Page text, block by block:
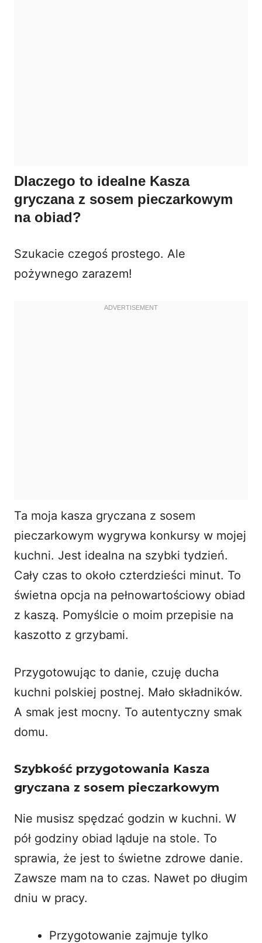
Dlaczego to idealne Kasza
gryczana z sosem pieczarkowym
na obiad?
Szukacie czegoś prostego. Ale
pożywnego zarazem!
Ta moja kasza gryczana z sosem
pieczarkowym wygrywa konkursy w mojej
kuchni. Jest idealna na szybki tydzień.
Cały czas to około czterdzieści minut. To
świetna opcja na pełnowartościowy obiad
z kaszą. Pomyślcie o moim przepisie na
kaszotto z grzybami.
Przygotowując to danie, czuję ducha
kuchni polskiej postnej. Mało składników.
A smak jest mocny. To autentyczny smak
domu.
Szybkość przygotowania Kasza
gryczana z sosem pieczarkowym
Nie musisz spędzać godzin w kuchni. W
pół godziny obiad ląduje na stole. To
sprawia, że jest to świetne zdrowe danie.
Zawsze mam na to czas. Nawet po długim
dniu w pracy.
Przygotowanie zajmuje tylko